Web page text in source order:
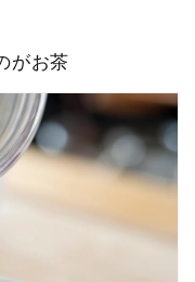
がお茶